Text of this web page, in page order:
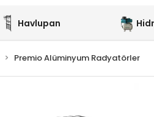
Havlupan
Premio Alüminyum Radyatörler